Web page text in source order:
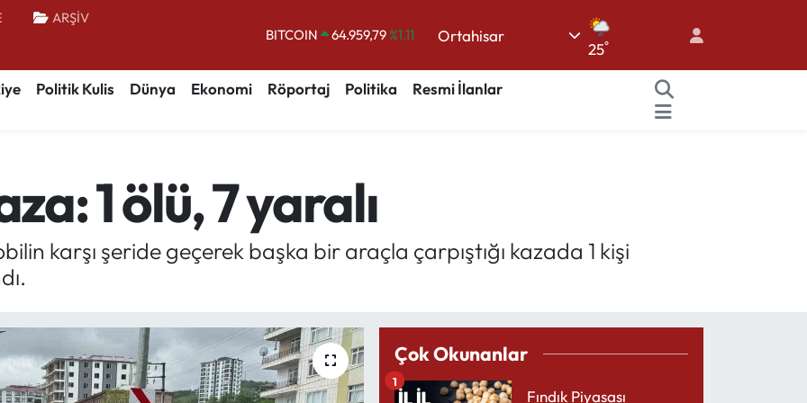
ARŞİV
BITCOIN 64.959,79%1.11
EURO
55,2510 %0.32
BİST100
13.779
Ortahisar
25°
Politik Kulis Dünya Ekonomi Röportaj Politika
Resmi İlanlar
1 ölü, 7 yaralı
karşı şeride geçerek başka bir araçla çarpıştığı kazada 1 kişi
Çok Okunanlar
Fındık Piyasası
1